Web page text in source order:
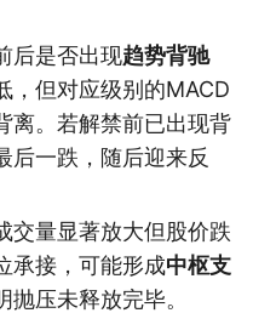
后是否出现趋势背驰
但对应级别的MACD
离。若解禁前已出现背
后一跌，随后迎来反
交量显著放大但股价跌
承接，可能形成中枢支
抛压未释放完毕。